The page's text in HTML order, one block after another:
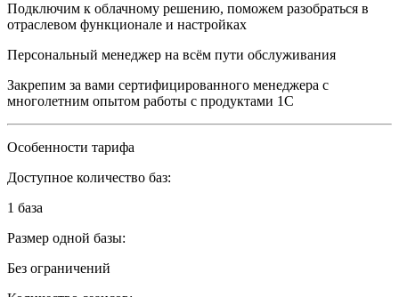
Подключим к облачному решению, поможем разобраться в
отраслевом функционале и настройках
Персональный менеджер на всём пути обслуживания
Закрепим за вами сертифицированного менеджера с
многолетним опытом работы с продуктами 1С
Особенности тарифа
Доступное количество баз:
1 база
Размер одной базы:
Без ограничений